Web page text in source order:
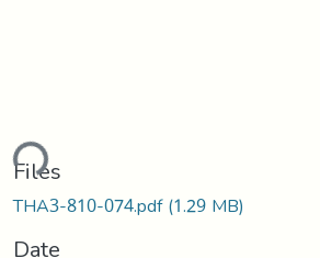
Files
THA3-810-074.pdf(1.29 MB)
Date